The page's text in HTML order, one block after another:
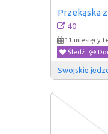
Przekąska
40
11 miesięcy
Śledź
Swojskie